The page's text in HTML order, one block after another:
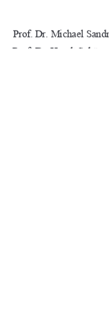
Prof. Dr. Michael
Prof. Dr. Heralt Schöne